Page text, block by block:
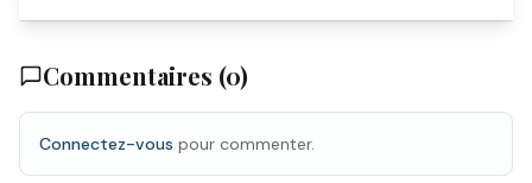
Commentaires (0)
Connectez-vous pour commenter.